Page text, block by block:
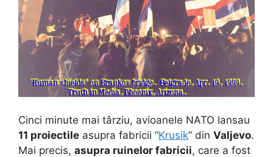
Cinci minute mai târziu, avioanele NATO lansau
11 proiectile asupra fabricii “Krusik” din Valjevo.
Mai precis, asupra ruinelor fabricii, care a fost